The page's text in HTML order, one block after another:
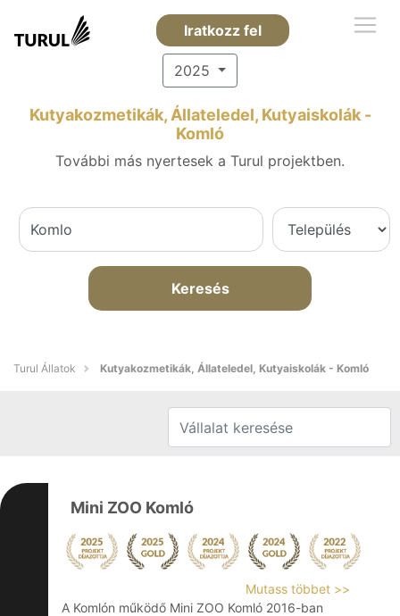
Iratkozz fel
2025
Kutyakozmetikák, Állateledel, Kutyaiskolák -
Komló
További más nyertesek a Turul projektben.
Keresés
Turul Állatok Kutyakozmetikák, Állateledel, Kutyaiskolák - Komló
Mini ZOO Komló
Mutass többet >>
A Komlón működő Mini ZOO Komló 2016-ban